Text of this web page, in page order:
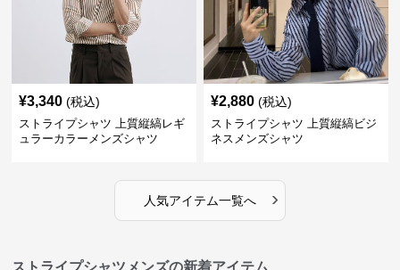
¥3,340 (税込)
ストライプシャツ 上質縦縞レギ
ュラーカラーメンズシャツ
¥2,880 (税込)
ストライプシャツ 上質縦縞ビジ
ネスメンズシャツ
人気アイテム一覧へ ›
ストライプシャツメンズの新着アイテム